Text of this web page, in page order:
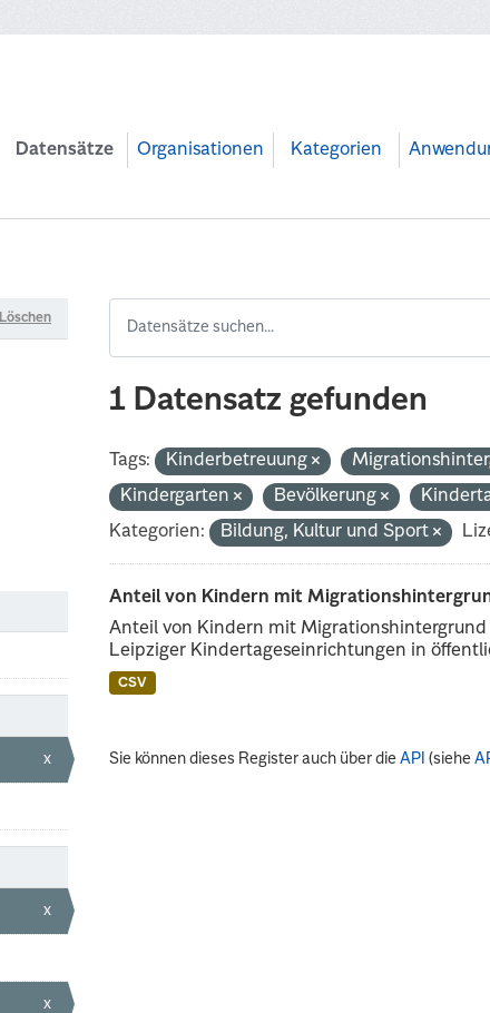
Datensätze Organisationen Kategorien
Löschen
x
x
x
1 Datensatz gefunden
Tags: Kinderbetreuung
Kindergarten
Bevölkerung
Kategorien:
Bildung, Kultur und Sport
Anteil von Kindern mit
Anteil von Kindern mit
Leipziger Kindertageseinrichtungen in
CSV
Sie können dieses Register auch über dieAPI (siehe